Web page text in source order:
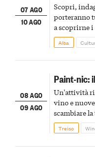
07 AGO
10 AGO
Scopri,
porteranno
a scoprirne i
Alba
08 AGO
09 AGO
Paint-nic:
Un'attività
vino e
scambiare la
Treiso